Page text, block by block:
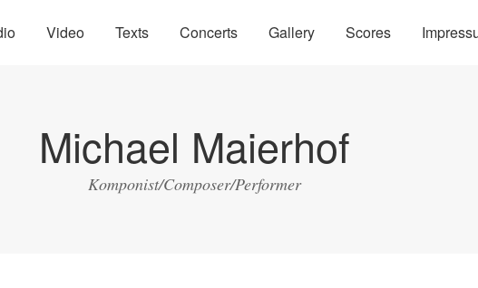
Video Texts Concerts Gallery Scores
Michael Maierhof
Komponist/Composer/Performer